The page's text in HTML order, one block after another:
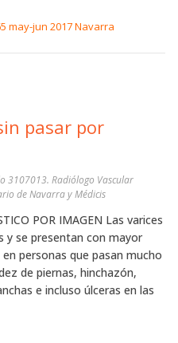
may-jun 2017 Navarra
pasar por
3107013. Radiólogo Vascular
de Navarra y Médicis
POR IMAGEN Las varices
y se presentan con mayor
personas que pasan mucho
de piernas, hinchazón,
e incluso úlceras en las